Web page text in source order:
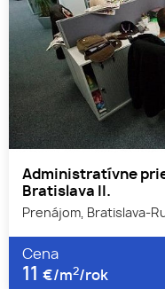
Administratívne
Bratislava II.
Prenájom, Bratislava-
Cena
11 €/m2/rok